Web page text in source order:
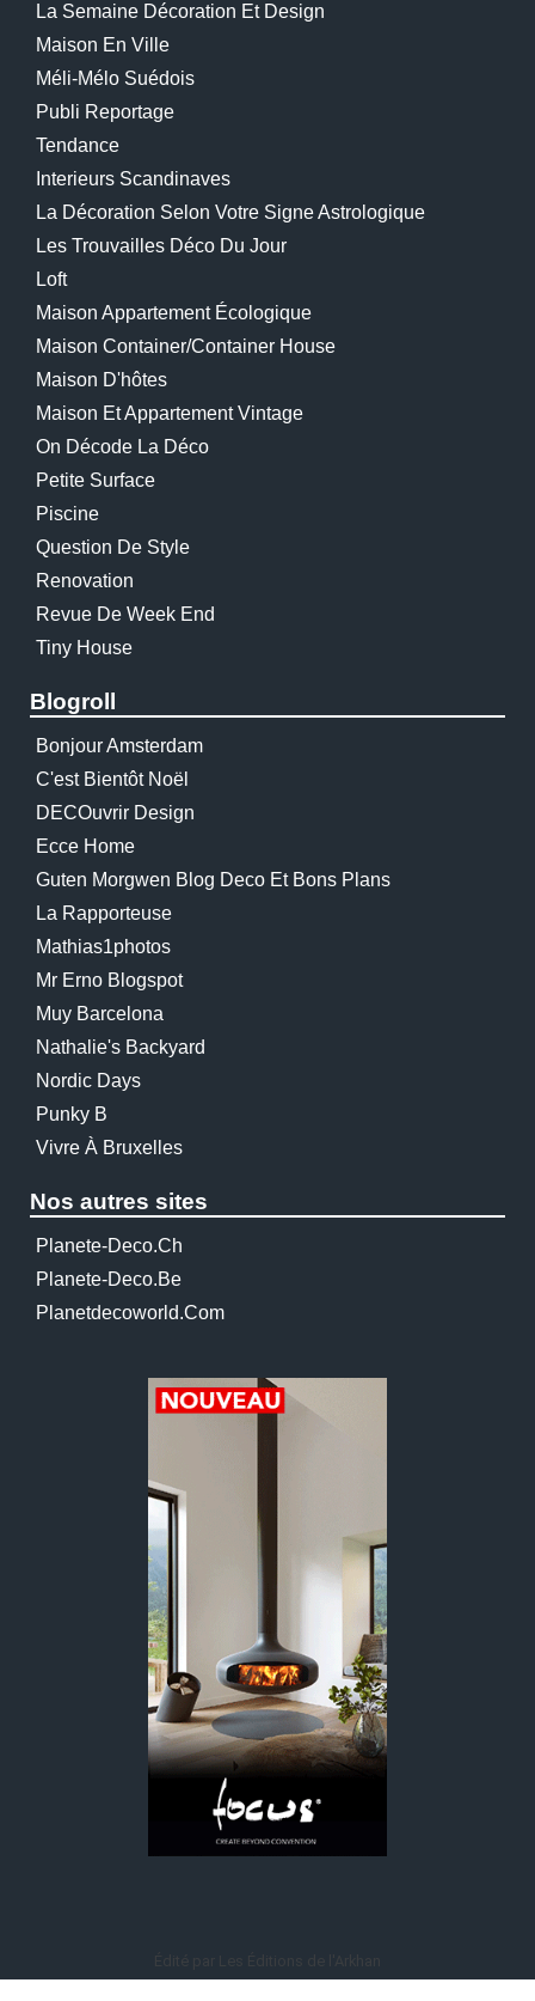
La Semaine Décoration Et Design
Maison En Ville
Méli-Mélo Suédois
Publi Reportage
Tendance
Interieurs Scandinaves
La Décoration Selon Votre Signe Astrologique
Les Trouvailles Déco Du Jour
Loft
Maison Appartement Écologique
Maison Container/container House
Maison D'hôtes
Maison Et Appartement Vintage
On Décode La Déco
Petite Surface
Piscine
Question De Style
Renovation
Revue De Week End
Tiny House
Blogroll
Bonjour Amsterdam
C'est Bientôt Noël
DECOuvrir Design
Ecce Home
Guten Morgwen Blog Deco Et Bons Plans
La Rapporteuse
Mathias1photos
Mr Erno Blogspot
Muy Barcelona
Nathalie's Backyard
Nordic Days
Punky B
Vivre À Bruxelles
Nos autres sites
Planete-Deco.ch
Planete-Deco.be
Planetdecoworld.com